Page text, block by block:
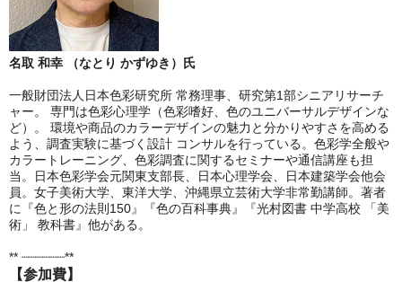
名取 和幸 （なとり かずゆき）氏
一般財団法人日本色彩研究所 常務理事、研究第1部シニアリサーチ
ャー。 専門は色彩心理学（色彩嗜好、色のユニバーサルデザインな
ど）。 環境や商品のカラーデザインの魅力と分かりやすさを高める
よう、調査実験に基づく設計 コンサルを行っている。色彩学全般や
カラートレーニング、色彩調査に関するセミナーや通信講座も担
当。日本色彩学会元関東支部長、日本心理学会、日本建築学会他会
員。女子美術大学、東洋大学、沖縄県立芸術大学非常勤講師。著者
に『色と形の法則150』『色の百科事典』『光村図書 中学高校 「美
術」 教科書』他がある。
** ┈┈┈┈┈┈**
【参加費】